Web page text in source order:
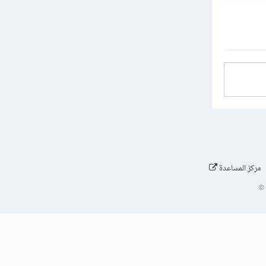
مركز المساعدة
©